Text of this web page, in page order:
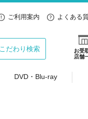
ご利用案内 よくある
お受
店舗
こだわり検索
DVD・Blu-ray